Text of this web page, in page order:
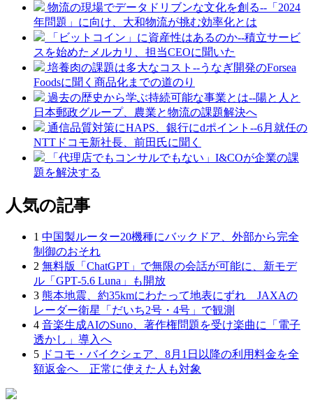
物流の現場でデータドリブンな文化を創る--「2024
年問題」に向け、大和物流が挑む効率化とは
「ビットコイン」に資産性はあるのか--積立サービ
スを始めたメルカリ、担当CEOに聞いた
培養肉の課題は多大なコスト--うなぎ開発のForsea
Foodsに聞く商品化までの道のり
過去の歴史から学ぶ持続可能な事業とは--陽と人と
日本郵政グループ、農業と物流の課題解決へ
通信品質対策にHAPS、銀行にdポイント--6月就任の
NTTドコモ新社長、前田氏に聞く
「代理店でもコンサルでもない」I&COが企業の課
題を解決する
人気の記事
1 中国製ルーター20機種にバックドア、外部から完全
制御のおそれ
2 無料版「ChatGPT」で無限の会話が可能に、新モデ
ル「GPT‑5.6 Luna」も開放
3 熊本地震、約35kmにわたって地表にずれ JAXAの
レーダー衛星「だいち2号・4号」で観測
4 音楽生成AIのSuno、著作権問題を受け楽曲に「電子
透かし」導入へ
5 ドコモ・バイクシェア、8月1日以降の利用料金を全
額返金へ 正常に使えた人も対象